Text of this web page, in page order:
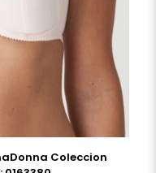
Coleccion